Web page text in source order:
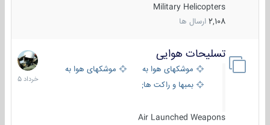
Military Helicopters
2,108 ارسال ها
تسلیحات هوایی
موشکهای هوا به هوا
موشکهای هوا به سطح
بمبها و راکت های هوایی
Air Launched Weapons
30
خرداد
1405